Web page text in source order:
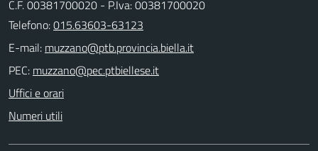
C.F. 00381700020 - P.Iva: 00381700020
Telefono:015.63603-63123
E-mail:
PEC:
Uffici e orari
Numeri utili